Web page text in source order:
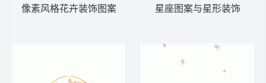
像素风格花卉装饰图案 星座图案与星形装饰